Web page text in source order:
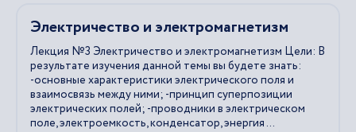
Электричество и электромагнетизм
Лекция №3 Электричество и электромагнетизм Цели: В
результате изучения данной темы вы будете знать:
-основные характеристики электрического поля и
взаимосвязь между ними; -принцип суперпозиции
электрических полей; -проводники в электрическом
поле, электроемкость, конденсатор, энергия ...